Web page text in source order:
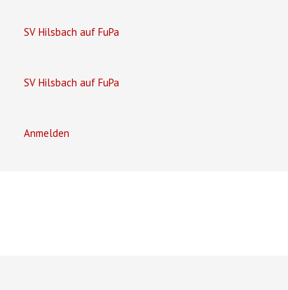
SV Hilsbach auf FuPa
SV Hilsbach auf FuPa
Anmelden